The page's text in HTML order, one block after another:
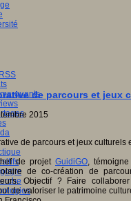
de parcours et jeux
2015
de projet GuidiGO,
de co-création de
Objectif ? Faire
de valoriser le patrimoine